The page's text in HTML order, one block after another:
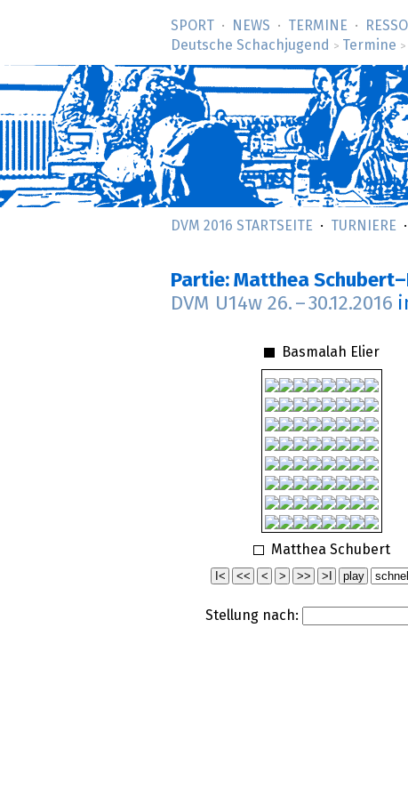
SPORT NEWS TERMINE
Deutsche Schachjugend
> Termine >
DVM 2016 STARTSEITE TURNIERE
Partie: Matthea
DVM U14w 26. –30.12.2016
Basmalah Elier
Matthea Schubert
Stellung nach: